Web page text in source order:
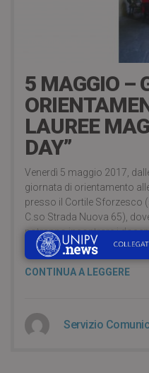
5 MAGGIO –
LAUREE
DAY”
Venerdì 5 maggio 2017,
giornata di orientamento
presso il Cortile Sforzesco
C.so Strada Nuova 65),
potranno incontrare i
Laurea Magistrale.
CONTINUA A LEGGERE
Servizio